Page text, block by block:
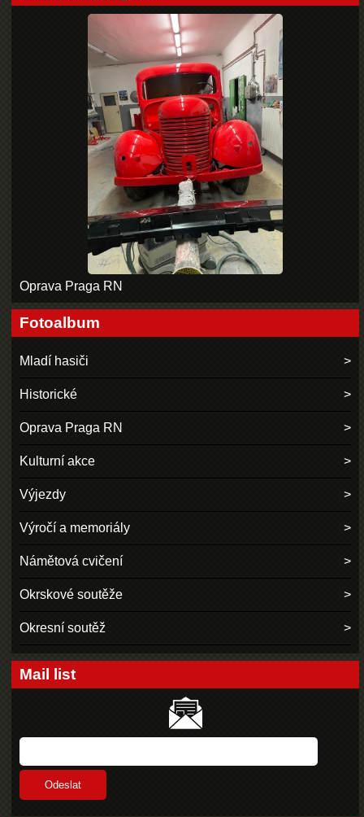
Oprava Praga RN
Fotoalbum
Mladí hasiči
Historické
Oprava Praga RN
Kulturní akce
Výjezdy
Výročí a memoriály
Námětová cvičení
Okrskové soutěže
Okresní soutěž
Mail list